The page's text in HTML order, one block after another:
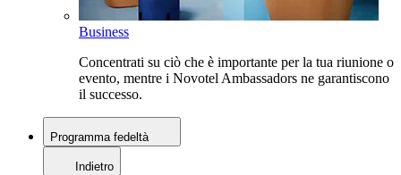
Business
Concentrati su ciò che è importante per la tua riunione o
evento, mentre i Novotel Ambassadors ne garantiscono
il successo.
Programma fedeltà
Indietro